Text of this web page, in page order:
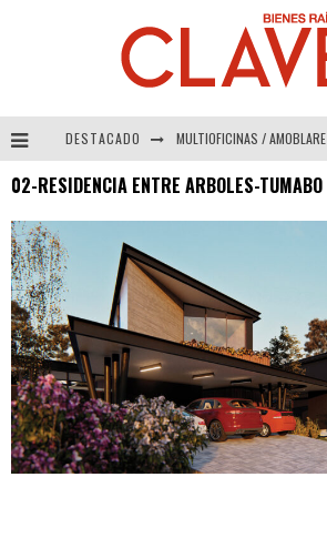
DESTACADO
02-RESIDENCIA ENTRE ARBOLES-TUMABO